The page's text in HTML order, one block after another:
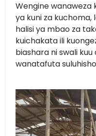
Wengine wanaweza
ya kuni za kuchoma,
halisi ya mbao za
kuichakata ili
biashara ni swali
wanatafuta